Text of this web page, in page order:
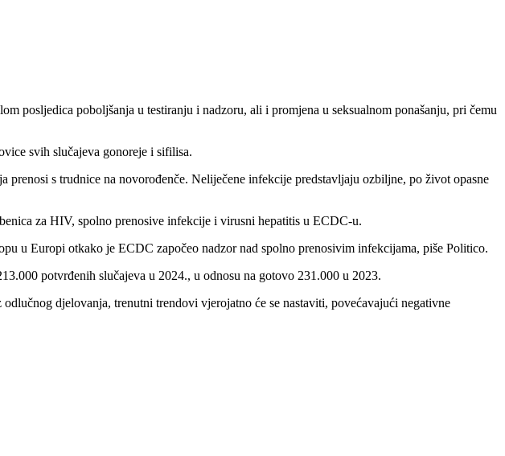
posljedica poboljšanja u testiranju i nadzoru, ali i promjena u seksualnom ponašanju, pri čemu
svih slučajeva gonoreje i sifilisa.
s trudnice na novorođenče. Neliječene infekcije predstavljaju ozbiljne, po život opasne
za HIV, spolno prenosive infekcije i virusni hepatitis u ECDC-u.
u Europi otkako je ECDC započeo nadzor nad spolno prenosivim infekcijama, piše Politico.
potvrđenih slučajeva u 2024., u odnosu na gotovo 231.000 u 2023.
djelovanja, trenutni trendovi vjerojatno će se nastaviti, povećavajući negativne